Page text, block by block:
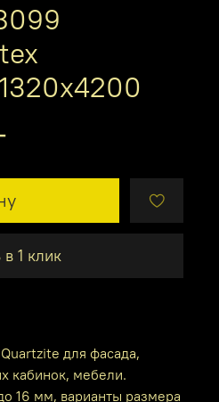
в 1 клик
для фасада,
кабинок, мебели.
16 мм, варианты размера